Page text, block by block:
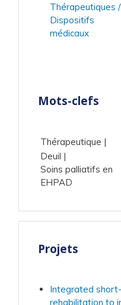
Thérapeutiques /
Dispositifs
médicaux
Mots-clefs
Thérapeutique
Deuil
Soins palliatifs en
EHPAD
Projets
Integrated
rehabilitation to